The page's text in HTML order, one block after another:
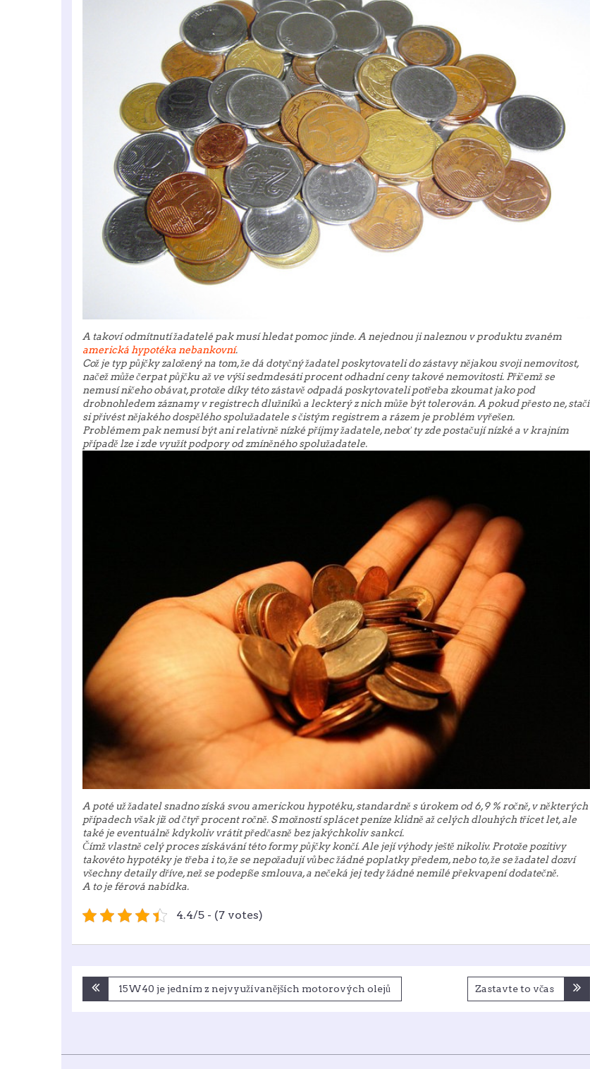
A takoví odmítnutí žadatelé pak musí hledat pomoc jinde. A nejednou ji naleznou v produktu zvaném
americká hypotéka nebankovní.
Což je typ půjčky založený na tom, že dá dotyčný žadatel poskytovateli do zástavy nějakou svoji nemovitost,
načež může čerpat půjčku až ve výši sedmdesáti procent odhadní ceny takové nemovitosti. Přičemž se
nemusí ničeho obávat, protože díky této zástavě odpadá poskytovateli potřeba zkoumat jako pod
drobnohledem záznamy v registrech dlužníků a leckterý z nich může být tolerován. A pokud přesto ne, stačí
si přivést nějakého dospělého spolužadatele s čistým registrem a rázem je problém vyřešen.
Problémem pak nemusí být ani relativně nízké příjmy žadatele, neboť ty zde postačují nízké a v krajním
případě lze i zde využít podpory od zmíněného spolužadatele.
A poté už žadatel snadno získá svou americkou hypotéku, standardně s úrokem od 6,9 % ročně, v některých
případech však již od čtyř procent ročně. S možností splácet peníze klidně až celých dlouhých třicet let, ale
také je eventuálně kdykoliv vrátit předčasně bez jakýchkoliv sankcí.
Čímž vlastně celý proces získávání této formy půjčky končí. Ale její výhody ještě nikoliv. Protože pozitivy
takovéto hypotéky je třeba i to, že se nepožadují vůbec žádné poplatky předem, nebo to, že se žadatel dozví
všechny detaily dříve, než se podepíše smlouva, a nečeká jej tedy žádné nemilé překvapení dodatečně.
A to je férová nabídka.
4.4/5 - (7 votes)
Navigace15W40 je jedním z nejvyužívanějších motorových olejů Zastavte to včas